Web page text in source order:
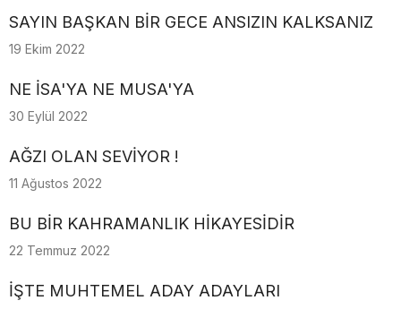
SAYIN BAŞKAN BİR GECE ANSIZIN KALKSANIZ
19 Ekim 2022
NE İSA'YA NE MUSA'YA
30 Eylül 2022
AĞZI OLAN SEVİYOR !
11 Ağustos 2022
BU BİR KAHRAMANLIK HİKAYESİDİR
22 Temmuz 2022
İŞTE MUHTEMEL ADAY ADAYLARI